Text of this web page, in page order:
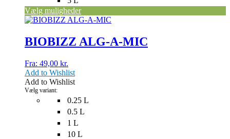
Vælg muligheder
BIOBIZZ ALG-A-MIC
Fra: 49,00 kr.
0.25 L
0.5 L
1 L
10 L
Vælg variant:
Dette
har
flere
Mulighederne
kan
vælges
på
varesiden
Add to Wishlist
Add to Wishlist